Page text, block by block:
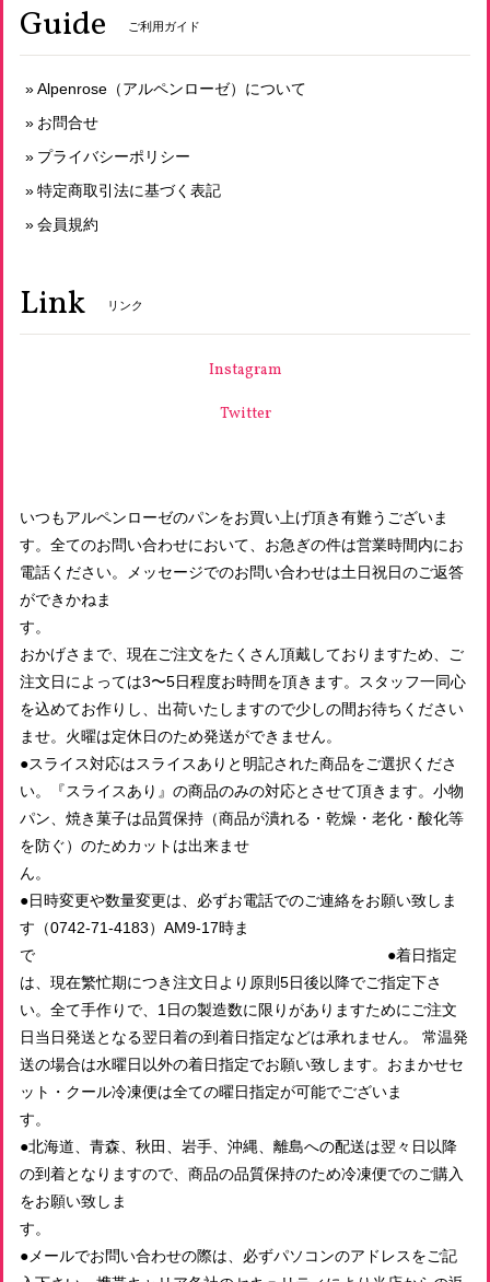
2026/06/16
オーガニックシュガーの天然酵母メロンパン
2026/06/16
有機スペルト小麦のみ使用 古代小麦バゲット小
2026/06/16
有機玄米使用 発芽玄米食パン プレーン１山 スライスあり
2026/06/16
2026/06/16
2026/06/12
冷凍おまかせパンセット 3500円（送料込！）
2026/06/08
されておりました。 パンも美味しくいただきました。 送料
込みでご対応いただき、ありがとうございました。
2026/05/27
Guide ご利用ガイド
Alpenrose（アルペンローゼ）について
お問合せ
プライバシーポリシー
特定商取引法に基づく表記
会員規約
Link リンク
Instagram
Twitter
いつもアルペンローゼのパンをお買い上げ頂き有難うございま
す。全てのお問い合わせにおいて、お急ぎの件は営業時間内にお
電話ください。メッセージでのお問い合わせは土日祝日のご返答
ができかねま
す
おかげさまで、現在ご注文をたくさん頂戴しておりますため、ご
注文日によっては3〜5日程度お時間を頂きます。スタッフ一同心
を込めてお作りし、出荷いたしますので少しの間お待ちください
ませ。火曜は定休日のため発送ができません。
●スライス対応はスライスありと明記された商品をご選択くださ
い。『スライスあり』の商品のみの対応とさせて頂きます。小物
パン、焼き菓子は品質保持（商品が潰れる・乾燥・老化・酸化等
を防ぐ）のためカットは出来ませ
ん
●日時変更や数量変更は、必ずお電話でのご連絡をお願い致しま
す（0742-71-4183）AM9-17時ま
で ●着日指定
は、現在繁忙期につき注文日より原則5日後以降でご指定下さ
い。全て手作りで、1日の製造数に限りがありますためにご注文
日当日発送となる翌日着の到着日指定などは承れません。 常温発
送の場合は水曜日以外の着日指定でお願い致します。おまかせセ
ット・クール冷凍便は全ての曜日指定が可能でございま
す
●北海道、青森、秋田、岩手、沖縄、離島への配送は翌々日以降
の到着となりますので、商品の品質保持のため冷凍便でのご購入
をお願い致しま
す
●メールでお問い合わせの際は、必ずパソコンのアドレスをご記